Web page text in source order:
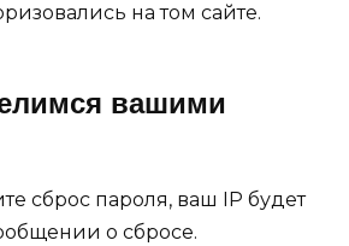
на том сайте.
вашими
сброс пароля, ваш IP будет
о сбросе.